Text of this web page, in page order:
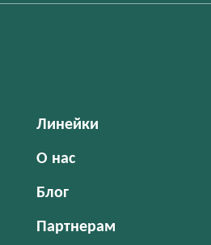
Линейки
О нас
Блог
Партнерам